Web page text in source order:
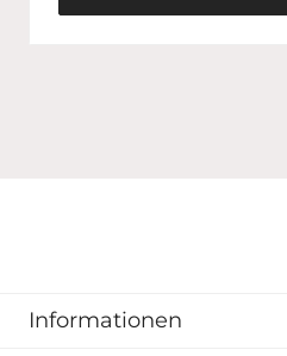
Informationen